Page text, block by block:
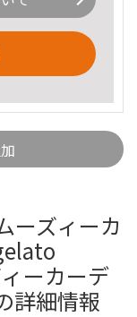
ーズィーカ
ーカーデ
詳細情報